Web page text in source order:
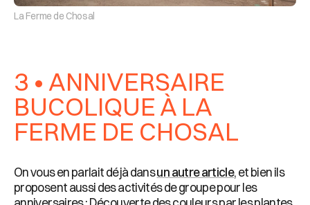
La Ferme de Chosal
3 • ANNIVERSAIRE
BUCOLIQUE À LA
FERME DE CHOSAL
On vous en parlait déjà dansun autre article, et bien ils
proposent aussi des activités de groupe pour les